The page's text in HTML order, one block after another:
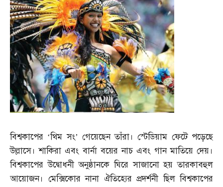
বিশ্বকাপের ‘থিম সং’ গেয়েছেন তাঁরা। স্টেডিয়াম ফেটে পড়েছে
উল্লাসে। শাকিরা এবং বার্না বয়ের নাচ এবং গান মাতিয়ে দেয়।
বিশ্বকাপের উদ্বোধনী অনুষ্ঠানকে ঘিরে সাজানো হয় তারকাবহুল
আয়োজন। মেক্সিকোর নানা ঐতিহ্যের প্রদর্শনী ছিল বিশ্বকাপের